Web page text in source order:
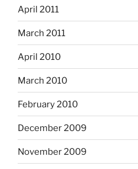
April 2011
March 2011
April 2010
March 2010
February 2010
December 2009
November 2009